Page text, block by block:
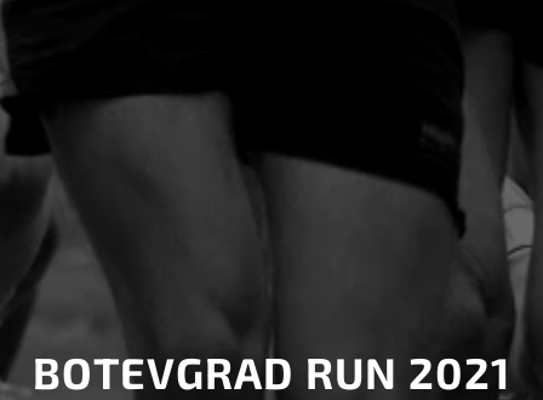
BOTEVGRAD RUN 2021